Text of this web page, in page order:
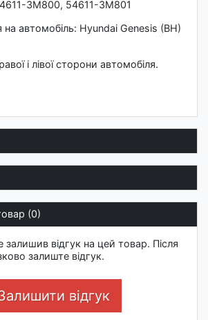
3M800, 54611-3M801
автомобіль: Hyundai Genesis (BH)
і лівої сторони автомобіля.
(0)
залишив відгук на цей товар. Після
залиште відгук.
відгук